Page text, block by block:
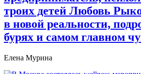
троих детей Любовь
в новой реальности,
бурях и самом главном
Елена Мурина